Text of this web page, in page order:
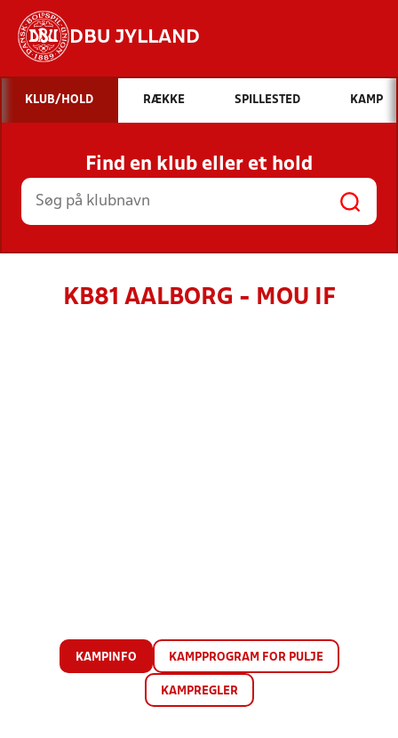
DBU JYLLAND
Hvad vil du søge efter?
INDHOLD OG NYHEDER
STILLINGER, RESULTATER, KLUBBER OG
HOLD
KLUB/HOLD RÆKKE SPILLESTED KAMP
Find en klub eller et hold
KB81 AALBORG - MOU IF
KAMPINFO KAMPPROGRAM FOR PULJE
KAMPREGLER